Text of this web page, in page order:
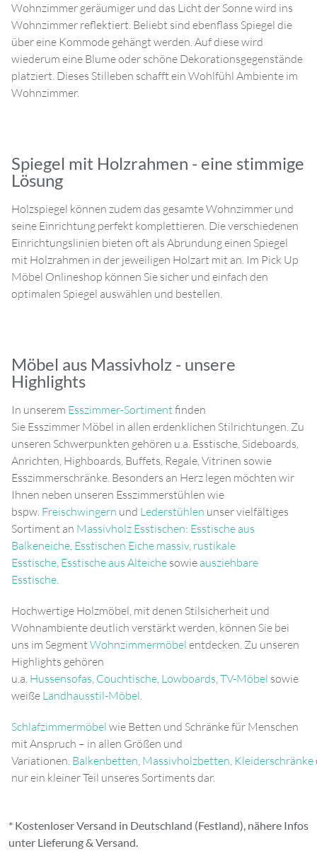
Wohnzimmer geräumiger und das Licht der Sonne wird ins
Wohnzimmer reflektiert. Beliebt sind ebenflass Spiegel die
über eine Kommode gehängt werden. Auf diese wird
wiederum eine Blume oder schöne Dekorationsgegenstände
platziert. Dieses Stilleben schafft ein Wohlfühl Ambiente im
Wohnzimmer.
Spiegel mit Holzrahmen - eine stimmige
Lösung
Holzspiegel können zudem das gesamte Wohnzimmer und
seine Einrichtung perfekt komplettieren. Die verschiedenen
Einrichtungslinien bieten oft als Abrundung einen Spiegel
mit Holzrahmen in der jeweiligen Holzart mit an. Im Pick Up
Möbel Onlineshop können Sie sicher und einfach den
optimalen Spiegel auswählen und bestellen.
Möbel aus Massivholz - unsere
Highlights
In unserem Esszimmer-Sortiment finden
Sie Esszimmer Möbel in allen erdenklichen Stilrichtungen. Zu
unseren Schwerpunkten gehören u.a. Esstische, Sideboards,
Anrichten, Highboards, Buffets, Regale, Vitrinen sowie
Esszimmerschränke. Besonders an Herz legen möchten wir
Ihnen neben unseren Esszimmerstühlen wie
bspw. Freischwingern und Lederstühlen unser vielfältiges
Sortiment an Massivholz Esstischen: Esstische aus
Balkeneiche, Esstischen Eiche massiv, rustikale
Esstische, Esstische aus Alteiche sowie ausziehbare
Esstische.
Hochwertige Holzmöbel, mit denen Stilsicherheit und
Wohnambiente deutlich verstärkt werden, können Sie bei
uns im Segment Wohnzimmermöbel entdecken. Zu unseren
Highlights gehören
u.a. Hussensofas, Couchtische, Lowboards,TV-Möbel sowie
weiße Landhausstil-Möbel.
Schlafzimmermöbel wie Betten und Schränke für Menschen
mit Anspruch – in allen Größen und
Variationen. Balkenbetten, Massivholzbetten, Kleiderschränke
nur ein kleiner Teil unseres Sortiments dar.
* Kostenloser Versand in Deutschland (Festland), nähere Infos
unter Lieferung & Versand.